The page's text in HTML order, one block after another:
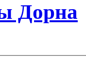
Дорна